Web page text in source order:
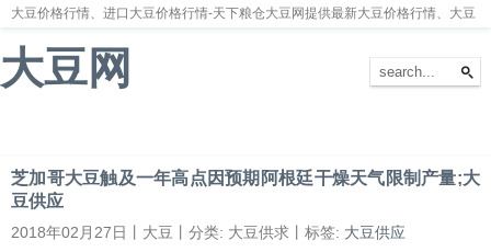
大豆价格行情、进口大豆价格行情-天下粮仓大豆网提供最新大豆价格行情、大豆
大豆网
芝加哥大豆触及一年高点因预期阿根廷干燥天气限制产量;大
豆供应
2018年02月27日丨大豆丨分类: 大豆供求丨标签: 大豆供应